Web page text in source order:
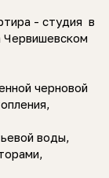
- студия в
Червишевском
черновой
воды,